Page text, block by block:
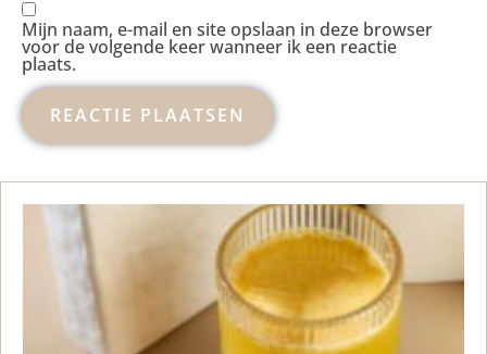
Mijn naam, e-mail en site opslaan in deze browser
voor de volgende keer wanneer ik een reactie
plaats.